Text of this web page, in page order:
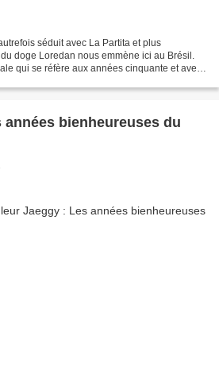
séduit avec La Partita et plus
doge Loredan nous emmène ici au Brésil.
qui se réfère aux années cinquante et avec
années bienheureuses du